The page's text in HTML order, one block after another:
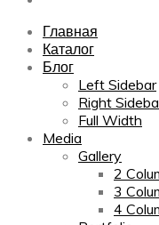
Главная
Каталог
Блог
Left Sidebar
Right
Full Width
Media
Gallery
2
3
4